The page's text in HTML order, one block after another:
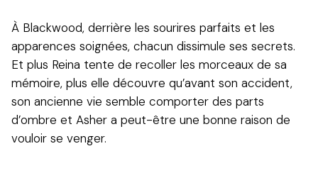
À Blackwood, derrière les sourires parfaits et les
apparences soignées, chacun dissimule ses secrets.
Et plus Reina tente de recoller les morceaux de sa
mémoire, plus elle découvre qu’avant son accident,
son ancienne vie semble comporter des parts
d’ombre et Asher a peut-être une bonne raison de
vouloir se venger.